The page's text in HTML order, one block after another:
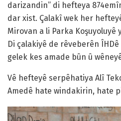
darizandin” di hefteya
dar xist. Çalakî wek her
Mirovan a li Parka
Di çalakiyê de rêveberên
gelek kes amade bûn û
Vê hefteyê serpêhatiya Alî
Amedê hate windakirin, hate